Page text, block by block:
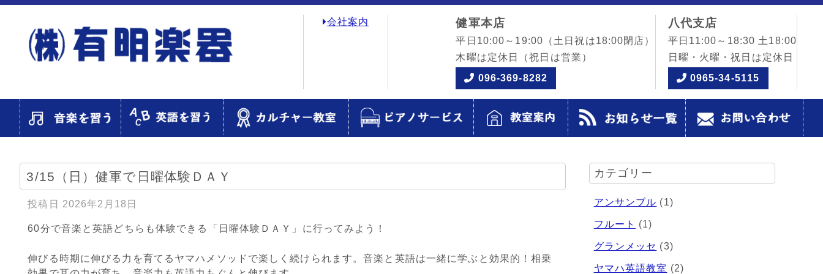
会社案内 健軍本店
平日10:00～19:00 （土日祝は18:00閉店）
木曜は定休日
（祝日は営業）
096-369-8282
八代支店
平日11:00～18:30 土18:00
日曜・火曜・祝日は定休日
0965-34-5115
3/15（日）健軍で日曜体験ＤＡＹ
投稿日 2026年2月18日
60分で音楽と英語どちらも体験できる「日曜体験ＤＡＹ」に行ってみよう！
伸びる時期に伸びる力を育てるヤマハメソッドで楽しく続けられます。音楽と英語は一緒に学ぶと効果的！相乗
カテゴリー
アンサンブル (1)
フルート (1)
グランメッセ (3)
ヤマハ英語教室 (2)